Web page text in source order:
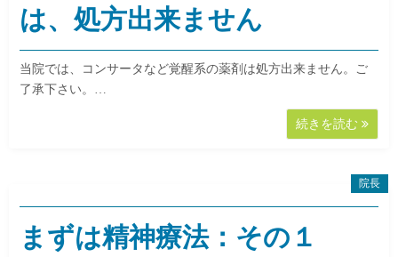
は、処方出来ません
当院では、コンサータなど覚醒系の薬剤は処方出来ません。ご
了承下さい。…
続きを読む
まずは精神療法：その１
院長